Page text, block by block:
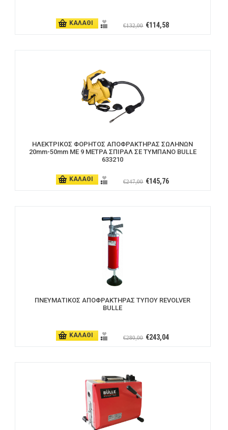
ΚΑΛΑΘΙ €114,58
€132,00
ΗΛΕΚΤΡΙΚΟΣ ΦΟΡΗΤΟΣ ΑΠΟΦΡΑΚΤΗΡΑΣ ΣΩΛΗΝΩΝ
20mm-50mm ΜΕ 9 ΜΕΤΡΑ ΣΠΙΡΑΛ ΣΕ ΤΥΜΠΑΝΟ BULLE
633210
ΚΑΛΑΘΙ €145,76
€247,00
ΠΝΕΥΜΑΤΙΚΟΣ ΑΠΟΦΡΑΚΤΗΡΑΣ ΤΥΠΟΥ REVOLVER
BULLE
ΚΑΛΑΘΙ €243,04
€280,00